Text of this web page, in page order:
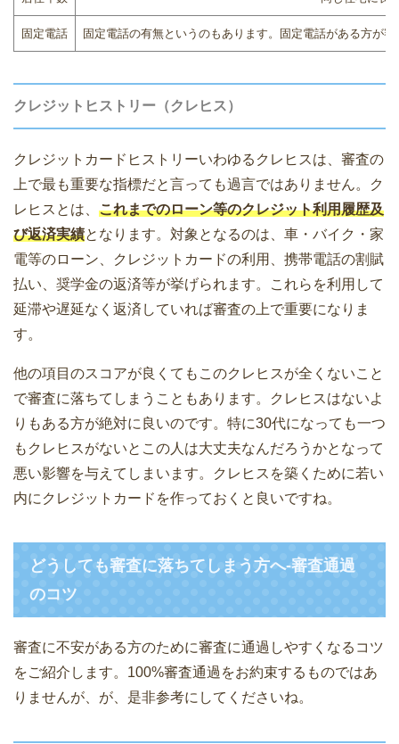
固定電話 固定電話の有無というのもあります。固定電話がある方が
クレジットヒストリー（クレヒス）
クレジットカードヒストリーいわゆるクレヒスは、審査の
上で最も重要な指標だと言っても過言ではありません。ク
レヒスとは、 これまでのローン等のクレジット利用履歴及
び返済実績となります。対象となるのは、車・バイク・家
電等のローン、クレジットカードの利用、携帯電話の割賦
払い、奨学金の返済等が挙げられます。これらを利用して
延滞や遅延なく返済していれば審査の上で重要になりま
す。
他の項目のスコアが良くてもこのクレヒスが全くないこと
で審査に落ちてしまうこともあります。クレヒスはないよ
りもある方が絶対に良いのです。特に30代になっても一つ
もクレヒスがないとこの人は大丈夫なんだろうかとなって
悪い影響を与えてしまいます。クレヒスを築くために若い
内にクレジットカードを作っておくと良いですね。
どうしても審査に落ちてしまう方へ-審査通過
のコツ
審査に不安がある方のために審査に通過しやすくなるコツ
をご紹介します。100%審査通過をお約束するものではあ
りませんが、が、是非参考にしてくださいね。